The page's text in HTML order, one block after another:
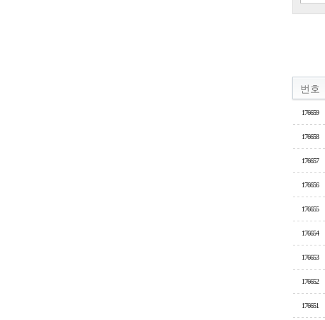
번호
176659
176658
176657
176656
176655
176654
176653
176652
176651